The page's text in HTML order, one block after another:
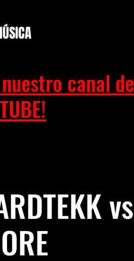
nuestro canal de
vs